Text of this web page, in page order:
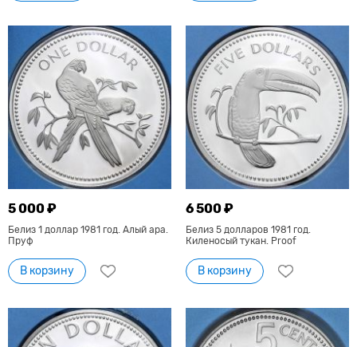
5 000 ₽
Белиз 1 доллар 1981 год. Алый ара.
Пруф
В корзину
6 500 ₽
Белиз 5 долларов 1981 год.
Киленосый тукан. Proof
В корзину